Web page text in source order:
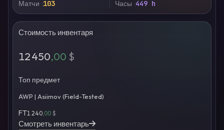
Матчи 103
Часы 449 h
Стоимость инвентаря
12 450,00 $
Топ предмет
AWP | Asiimov (Field-Tested)
FT1 240 ,00 $
Смотреть инвентарь